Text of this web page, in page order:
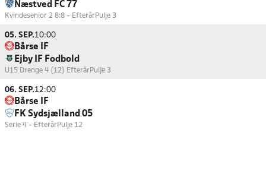
Næstved FC 77
Kvindesenior 2 8:8 - EfterårPulje 3
05. SEP.10:00
Bårse IF
Ejby IF Fodbold
U15 Drenge 4 (12) EfterårPulje 3
06. SEP.12:00
Bårse IF
FK Sydsjælland 05
Serie 4 - EfterårPulje 12